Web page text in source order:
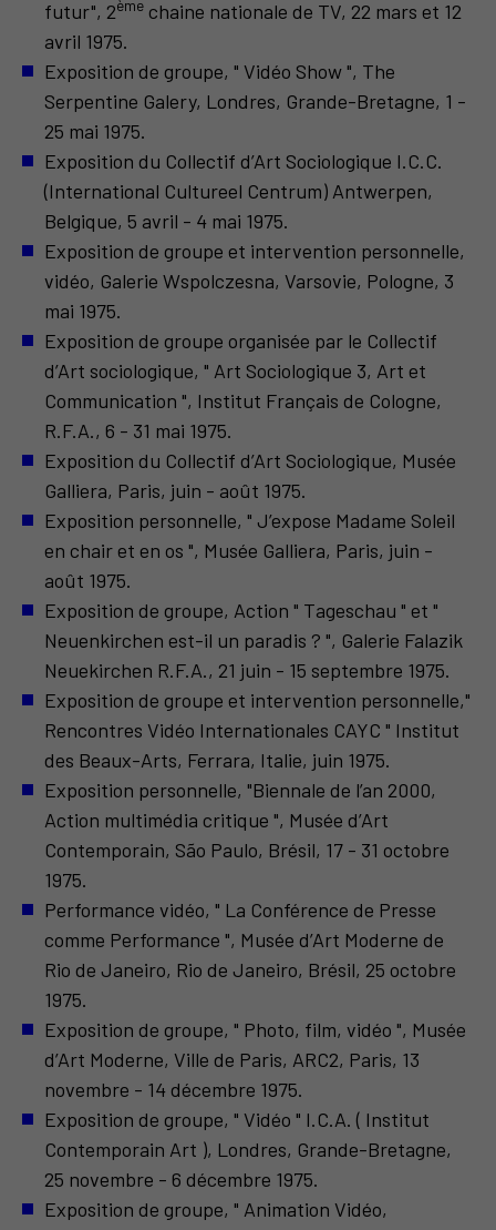
futur", 2ème chaine nationale de TV, 22 mars et 12
avril 1975.
Exposition de groupe, " Vidéo Show ", The
Serpentine Galery, Londres, Grande-Bretagne, 1 -
25 mai 1975.
Exposition du Collectif d’Art Sociologique I.C.C.
(International Cultureel Centrum) Antwerpen,
Belgique, 5 avril - 4 mai 1975.
Exposition de groupe et intervention personnelle,
vidéo, Galerie Wspolczesna, Varsovie, Pologne, 3
mai 1975.
Exposition de groupe organisée par le Collectif
d’Art sociologique, " Art Sociologique 3, Art et
Communication ", Institut Français de Cologne,
R.F.A., 6 - 31 mai 1975.
Exposition du Collectif d’Art Sociologique, Musée
Galliera, Paris, juin - août 1975.
Exposition personnelle, " J’expose Madame Soleil
en chair et en os ", Musée Galliera, Paris, juin -
août 1975.
Exposition de groupe, Action " Tageschau " et "
Neuenkirchen est-il un paradis ? ", Galerie Falazik
Neuekirchen R.F.A., 21 juin - 15 septembre 1975.
Exposition de groupe et intervention personnelle,"
Rencontres Vidéo Internationales CAYC " Institut
des Beaux-Arts, Ferrara, Italie, juin 1975.
Exposition personnelle, "Biennale de l’an 2000,
Action multimédia critique ", Musée d’Art
Contemporain, São Paulo, Brésil, 17 - 31 octobre
1975.
Performance vidéo, " La Conférence de Presse
comme Performance ", Musée d’Art Moderne de
Rio de Janeiro, Rio de Janeiro, Brésil, 25 octobre
1975.
Exposition de groupe, " Photo, film, vidéo ", Musée
d’Art Moderne, Ville de Paris, ARC2, Paris, 13
novembre - 14 décembre 1975.
Exposition de groupe, " Vidéo " I.C.A. ( Institut
Contemporain Art ), Londres, Grande-Bretagne,
25 novembre - 6 décembre 1975.
Exposition de groupe, " Animation Vidéo,